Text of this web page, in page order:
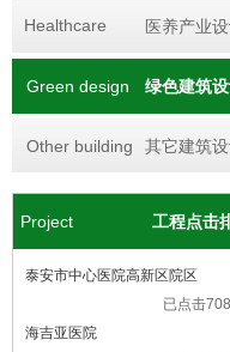
Healthcare 医养产业
Green design 绿色建筑
Other building 其它建筑
Project 工程点击
泰安市中心医院高新区院区
已点击
海吉亚医院